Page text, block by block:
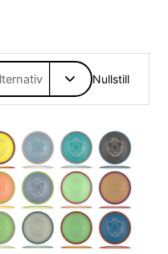
Nullstill